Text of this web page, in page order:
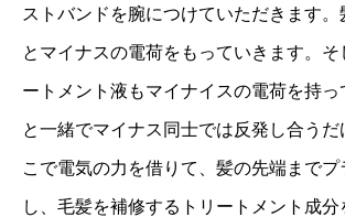
ストバンドを腕につけていただきます。
とマイナスの電荷をもっていきます。そ
ートメント液もマイナイスの電荷を持
と一緒でマイナス同士では反発し合う
こで電気の力を借りて、髪の先端まで
し、毛髪を補修するトリートメント成